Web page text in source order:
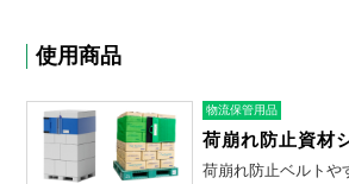
使用商品
物流保管用品
荷崩れ防止資材
荷崩れ防止ベルトや